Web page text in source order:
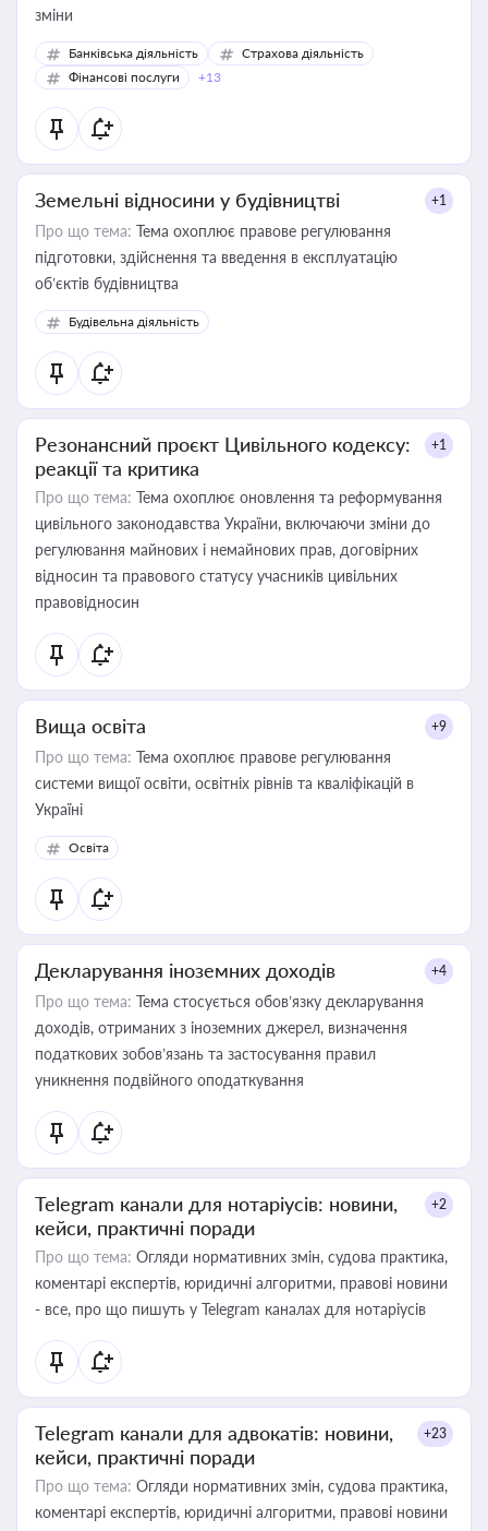
зміни
Банківська діяльність
Страхова діяльність
Фінансові послуги
+13
Земельні відносини у будівництві +1
Про що тема: Тема охоплює правове регулювання
підготовки, здійснення та введення в експлуатацію
об’єктів будівництва
Будівельна діяльність
Резонансний проєкт Цивільного кодексу:
реакції та критика
+1
Про що тема: Тема охоплює оновлення та реформування
цивільного законодавства України, включаючи зміни до
регулювання майнових і немайнових прав, договірних
відносин та правового статусу учасників цивільних
правовідносин
Вища освіта +9
Про що тема: Тема охоплює правове регулювання
системи вищої освіти, освітніх рівнів та кваліфікацій в
Україні
Освіта
Декларування іноземних доходів +4
Про що тема: Тема стосується обов’язку декларування
доходів, отриманих з іноземних джерел, визначення
податкових зобов’язань та застосування правил
уникнення подвійного оподаткування
Telegram канали для нотаріусів: новини,
кейси, практичні поради
+2
Про що тема: Огляди нормативних змін, судова практика,
коментарі експертів, юридичні алгоритми, правові новини
- все, про що пишуть у Telegram каналах для нотаріусів
Telegram канали для адвокатів: новини,
кейси, практичні поради
+23
Про що тема: Огляди нормативних змін, судова практика,
коментарі експертів, юридичні алгоритми, правові новини